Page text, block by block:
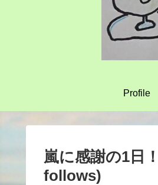
Profile
嵐に感謝の1日
follows)